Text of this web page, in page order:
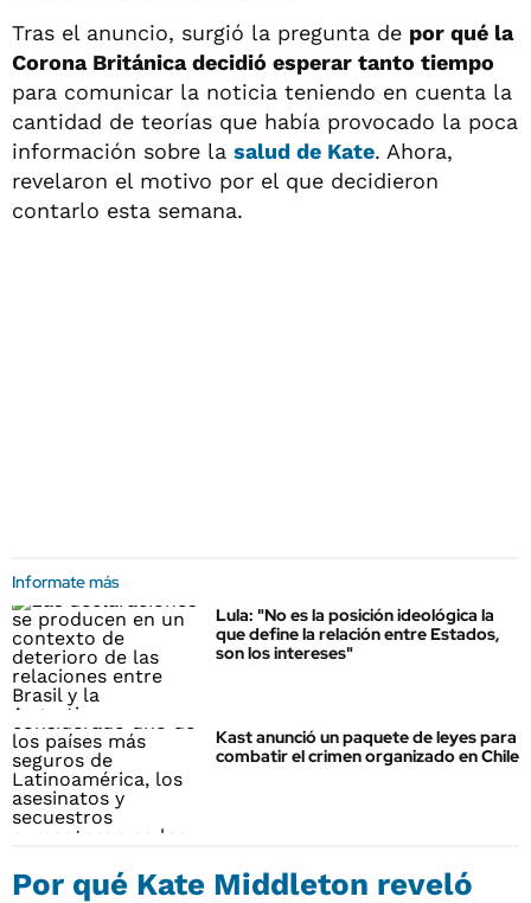
Tras el anuncio, surgió la pregunta de por qué la
Corona Británica decidió esperar tanto tiempo
para comunicar la noticia teniendo en cuenta la
cantidad de teorías que había provocado la poca
información sobre la salud de Kate. Ahora,
revelaron el motivo por el que decidieron
contarlo esta semana.
Informate más
Lula: "No es la posición ideológica la
que define la relación entre Estados,
son los intereses"
Kast anunció un paquete de leyes para
combatir el crimen organizado en Chile
Por qué Kate Middleton reveló